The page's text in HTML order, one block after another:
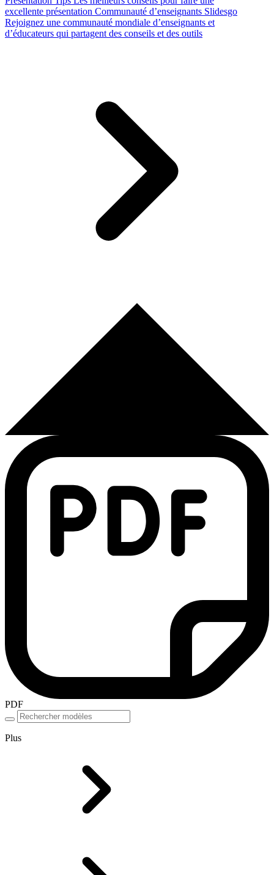
excellente présentation Communauté d’enseignants Slidesgo
Rejoignez une communauté mondiale d’enseignants et
d’éducateurs qui partagent des conseils et des outils
PDF
Plus